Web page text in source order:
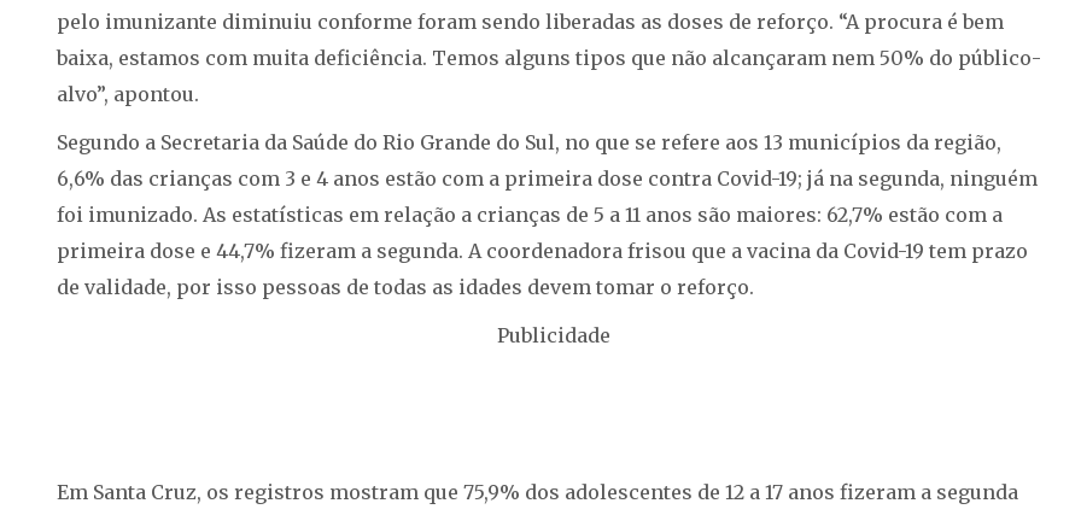
pelo imunizante diminuiu conforme foram sendo liberadas as doses de reforço. “A procura é bem
baixa, estamos com muita deficiência. Temos alguns tipos que não alcançaram nem 50% do público-
alvo”, apontou.
Segundo a Secretaria da Saúde do Rio Grande do Sul, no que se refere aos 13 municípios da região,
6,6% das crianças com 3 e 4 anos estão com a primeira dose contra Covid-19; já na segunda, ninguém
foi imunizado. As estatísticas em relação a crianças de 5 a 11 anos são maiores: 62,7% estão com a
primeira dose e 44,7% fizeram a segunda. A coordenadora frisou que a vacina da Covid-19 tem prazo
de validade, por isso pessoas de todas as idades devem tomar o reforço.
Publicidade
Em Santa Cruz, os registros mostram que 75,9% dos adolescentes de 12 a 17 anos fizeram a segunda